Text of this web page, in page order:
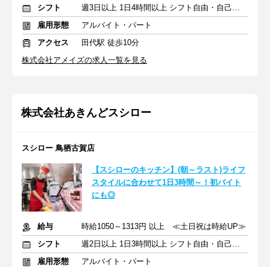
シフト
週3日以上 1日4時間以上 シフト自由・自己申告
雇用形態
アルバイト・パート
アクセス
田代駅 徒歩10分
株式会社アメイズの求人一覧を見る
株式会社あきんどスシロー
スシロー 鳥栖古賀店
【スシローのキッチン】(朝～ラスト)ライフ
スタイルに合わせて1日3時間～！初バイト
にも◎
給与
時給1050～1313円 以上 ≪土日祝は時給UP≫
シフト
週2日以上 1日3時間以上 シフト自由・自己申告
雇用形態
アルバイト・パート